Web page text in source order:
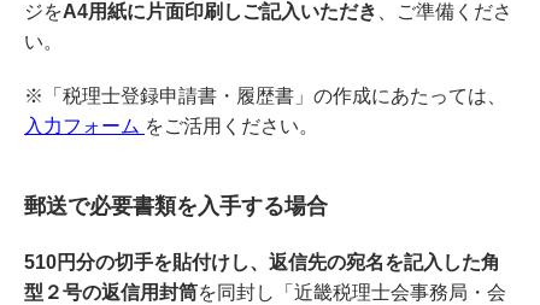
ジをA4用紙に片面印刷しご記入いただき
、ご準備くださ
い。
※「税理士登録申請書・履歴書」の作成にあたっては、
入力フォーム をご活用ください。
郵送で必要書類を入手する場合
510円分の切手を貼付けし、返信先の宛名を記入した角
型２号の返信用封筒を同封し「近畿税理士会事務局・会